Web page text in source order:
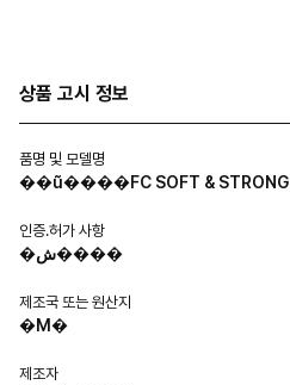
상품 고시 정보
품명 및 모델명
��ũ����FC SOFT & STRONG
인증.허가 사항
�ش����
제조국 또는 원산지
�Ϻ�
제조자